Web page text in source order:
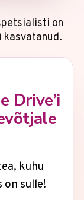
on
kasvatanud.
Drive’i
kuhu
on sulle!